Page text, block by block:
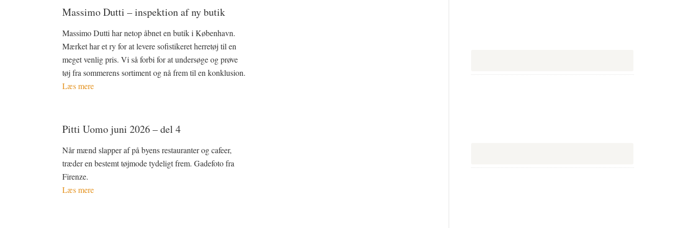
Massimo Dutti – inspektion af ny butik
Massimo Dutti har netop åbnet en butik i København.
Mærket har et ry for at levere sofistikeret herretøj til en
meget venlig pris. Vi så forbi for at undersøge og prøve
tøj fra sommerens sortiment og nå frem til en konklusion.
Læs mere
Pitti Uomo juni 2026 – del 4
Når mænd slapper af på byens restauranter og cafeer,
træder en bestemt tøjmode tydeligt frem. Gadefoto fra
Firenze.
Læs mere